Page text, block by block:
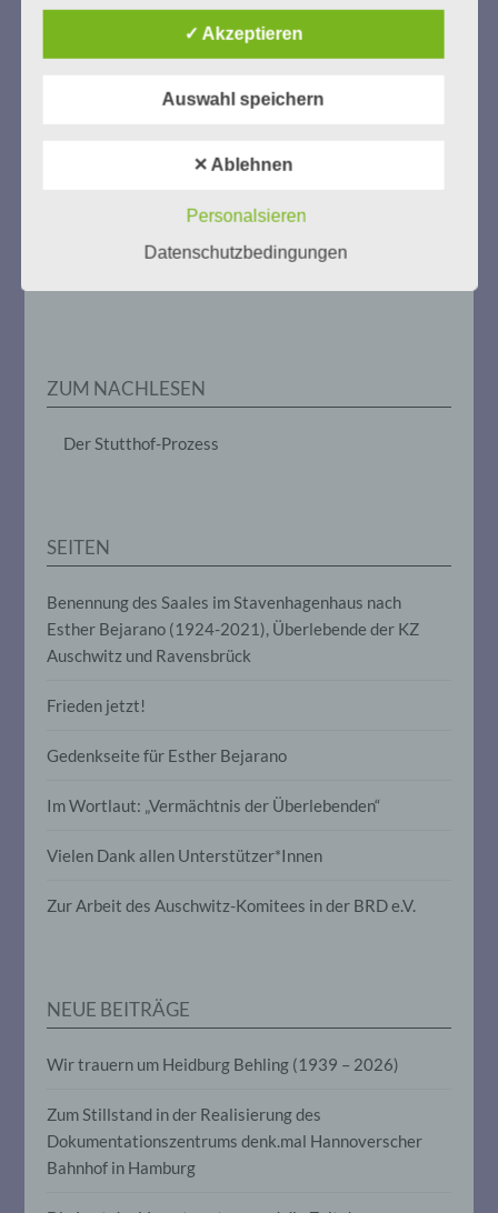
Zum 13. Monat des Gedenkens in Hamburg-
Gedenken als Erinnerung für eine Zukunft, die ein
Vom 20. April bis 14. Juni 2026
Weitere Informationen:gedenken-eimsbuettel.de
ZUM NACHLESEN
Der Stutthof-Prozess
SEITEN
Benennung des Saales im Stavenhagenhaus nach
Esther Bejarano (1924-2021), Überlebende der KZ
Auschwitz und Ravensbrück
Frieden jetzt!
Gedenkseite für Esther Bejarano
Im Wortlaut: „Vermächtnis der Überlebenden“
Vielen Dank allen Unterstützer*Innen
Zur Arbeit des Auschwitz-Komitees in der BRD e.V.
NEUE BEITRÄGE
Wir trauern um Heidburg Behling (1939 – 2026)
Zum Stillstand in der Realisierung des
Dokumentationszentrums denk.mal Hannoverscher
Bahnhof in Hamburg
deren personenbezogene Daten von dem
für die Verarbeitung Verantwortlichen
Verarbeitung ist jeder mit oder ohne Hilfe
Vorgang oder jede solche Vorgangsreihe
personenbezogenen Daten wie das
das Ordnen, die Speicherung, die
Bereitstellung, den Abgleich oder die
Verknüpfung, die Einschränkung, das
personenbezogener Daten mit dem Ziel,
ihre künftige Verarbeitung einzuschränken.
Verarbeitung personenbezogener Daten,
personenbezogenen Daten verwendet
werden, um bestimmte persönliche
Person beziehen, zu bewerten,
Arbeitsleistung, wirtschaftlicher Lage,
Gesundheit, persönlicher Vorlieben,
vorherzusagen.
f) Pseudonymisierung
Pseudonymisierung ist die Verarbeitung
personenbezogener Daten in einer Weise,
auf welche die personenbezogenen Daten
ohne Hinzuziehung zusätzlicher
✓ Akzeptieren
Auswahl speichern
✕ Ablehnen
Personalsieren
Datenschutzbedingungen